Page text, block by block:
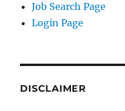
Job Search Page
Login Page
DISCLAIMER